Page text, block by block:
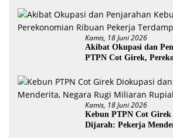
Kamis, 18 Juni 2026
Akibat Okupasi dan
PTPN Cot Girek,
Kamis, 18 Juni 2026
Kebun PTPN Cot
Dijarah: Pekerja